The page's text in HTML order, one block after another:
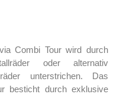
Combi Tour wird durch
oder alternativ
unterstrichen. Das
besticht durch exklusive